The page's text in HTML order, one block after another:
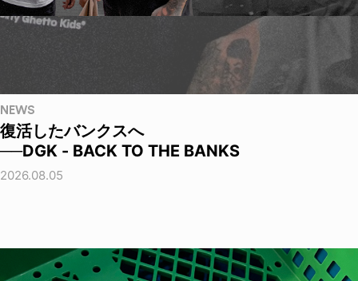
NEWS
復活したバンクスへ
──DGK - BACK TO THE BANKS
2026.08.05